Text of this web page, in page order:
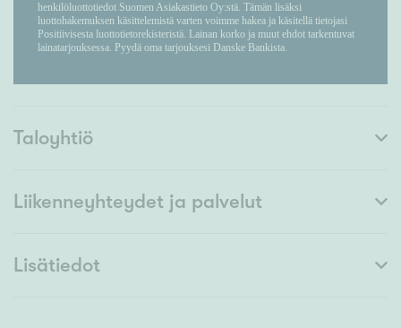
Taloyhtiö
Liikenneyhteydet ja palvelut
Lisätiedot